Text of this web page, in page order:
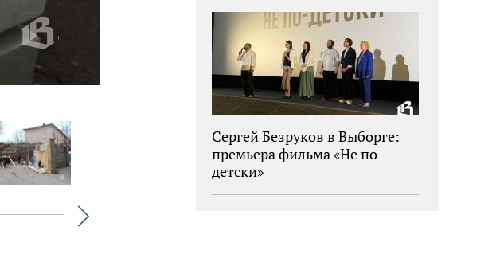
В Выборге Прогонную улицу камуфлируют под Тифлис для киносъемок
Вперед
Сергей Безруков в Выборге:
премьера фильма «Не по-
детски»